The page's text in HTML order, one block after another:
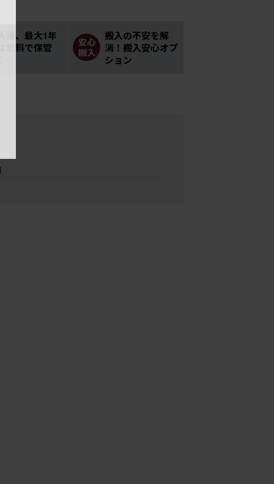
後、最大1年
無料で保管
搬入の不安を解
消！搬入安心オプ
ション